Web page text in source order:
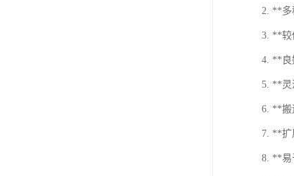
2. **多
3. **较
4. **良
5. **灵
6. **搬
7. **扩
8. **易